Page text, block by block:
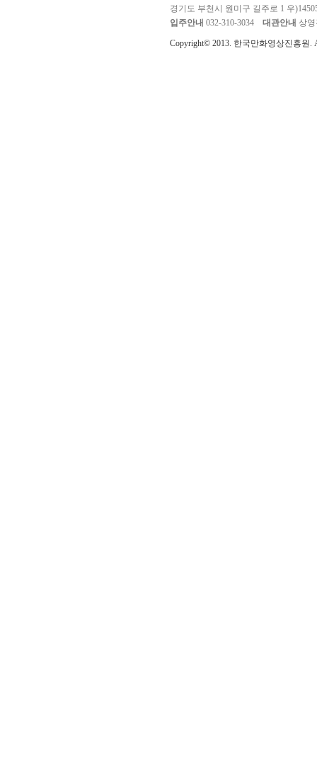
경기도 부천시 원미구 길주로 1 우
입주안내 032-310-3034 대관안내 상영
Copyright© 2013. 한국만화영상진흥원.